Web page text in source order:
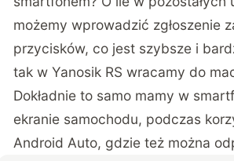
możemy wprowadzić zgłoszenie
przycisków, co jest szybsze i
tak w Yanosik RS wracamy do
Dokładnie to samo mamy w
ekranie samochodu, podczas
Android Auto, gdzie też można